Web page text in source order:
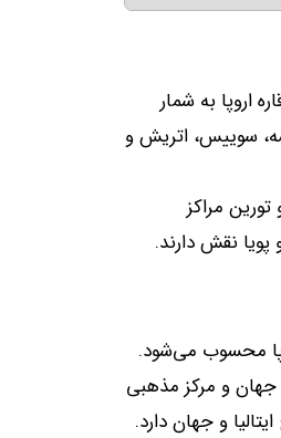
اروپا به شمار
سوییس، اتریش و
مراکز
نقش دارند.
محسوب می‌شود.
جهان و مرکز مذهبی
و جهان دارد.